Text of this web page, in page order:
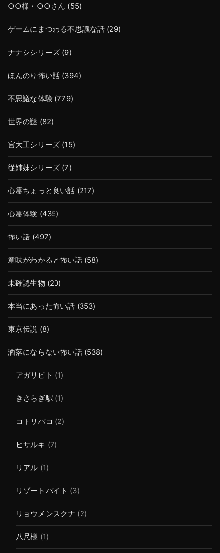
○○様・○○さん (55)
ゲームにまつわる不思議な話 (29)
ナナシシリーズ (9)
ほんのり怖い話 (394)
不思議な体験 (779)
世界の謎 (82)
宮大工シリーズ (15)
従姉妹シリーズ (7)
心霊ちょっと良い話 (217)
心霊体験 (435)
怖い話 (497)
意味がわかると怖い話 (58)
未確認生物 (20)
本当にあった怖い話 (353)
東京伝説 (8)
洒落にならない怖い話 (538)
アガリビト (1)
きさらぎ駅 (1)
コトリバコ (2)
ヒサルキ (7)
リアル (1)
リゾートバイト (3)
リョウメンスクナ (2)
八尺様 (1)